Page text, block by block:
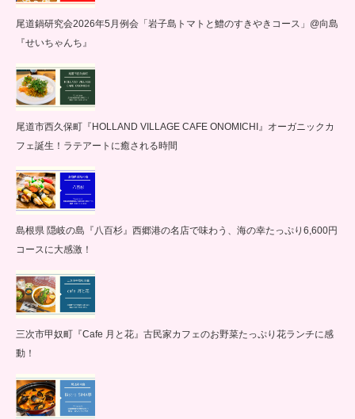
尾道鍋研究会2026年5月例会「岩子島トマトと鱧のすきやきコース」@向島
『せいちゃんち』
尾道市西久保町『HOLLAND VILLAGE CAFE ONOMICHI』オーガニックカ
フェ誕生！ラテアートに癒される時間
島根県 隠岐の島『八百杉』西郷港の名店で味わう、海の幸たっぷり6,600円
コースに大感激！
三次市甲奴町『Cafe 月と花』古民家カフェのお野菜たっぷり花ランチに感
動！